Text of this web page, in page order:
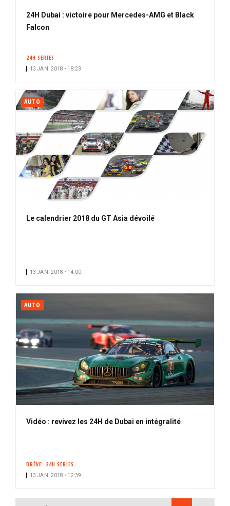
24H Dubai : victoire pour Mercedes-AMG et Black
Falcon
24H SERIES
13 JAN. 2018 • 18:23
AUTO
Le calendrier 2018 du GT Asia dévoilé
13 JAN. 2018 • 14:00
AUTO
Vidéo : revivez les 24H de Dubai en intégralité
BRÈVE 24H SERIES
13 JAN. 2018 • 12:39